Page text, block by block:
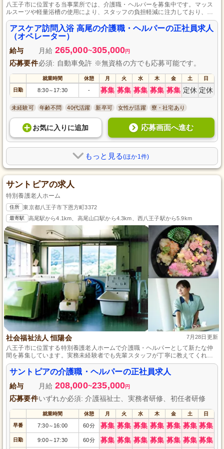
八王子市に位置する当事業所では、介護職・ヘルパーを募集中です。マッス
ルスーツや軽量浴槽の使用により、スタッフの負担軽減に注力しており、無
理なく働ける環境を提供しています。実務未経験者でも安心の研修制度があ
り、資格取得支援も充実しているのでスキルアップが目指せます。
アスケア訪問入浴 高尾の介護職・ヘルパーの正社員求人
（オペレーター）
給与 月給 265,000~305,000円
応募要件必須: 自動車免許 ※無資格の方でも応募可能です。
就業時間 休憩 月 火 水 木 金 土 日
日勤 8:30～ 17:30 - 募集 募集 募集 募集 募集 定休 定休
未経験可 年齢不問 40代活躍 新卒可 女性が活躍 寮・社宅あり
お気に入り に追加 応募画面へ進む
もっと見る(ほか1件)
サントピアの求人
特別養護老人ホーム
住所 東京都八王子市下恩方町3372
最寄駅 高尾駅から4.1km、高尾山口駅から4.3km、西八王子駅から5.9km
社会福祉法人 恒陽会 7月28日更新
八王子市に位置する特別養護老人ホームで介護職・ヘルパーとして新たな仲
間を募集しています。実務未経験者でも先輩スタッフが丁寧に教えてくれる
環境で、利用者さまに寄り添いながら快適な生活支援を行います。４週８休
のシフト制で、有給休暇の取得も柔軟に対応しており、働きやすい職場で
す。八王子市で介護の仕事をしながら成長したい方に適した場所です。
サントピアの介護職・ヘルパーの正社員求人
給与 月給 208,000~235,000円
応募要件いずれか必須: 介護福祉士、実務者研修、初任者研修
就業時間 休憩 月 火 水 木 金 土 日
早番 7:30～ 16:00 60分 募集 募集 募集 募集 募集 募集 募集
日勤 9:00～ 17:30 60分 募集 募集 募集 募集 募集 募集 募集